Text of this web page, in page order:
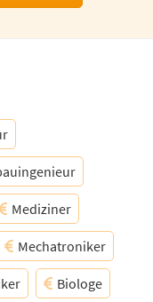
Mediziner
Mechatroniker
Biologe